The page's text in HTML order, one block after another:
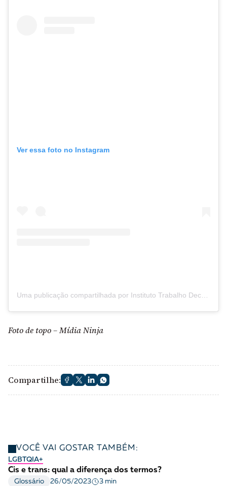
Ver essa foto no Instagram
Uma publicação compartilhada por Instituto Trabalho Decente (@instituto_trabalho_decente)
Foto de topo –Mídia Ninja
Compartilhe:
VOCÊ VAI GOSTAR TAMBÉM:
LGBTQIA+
Cis e trans: qual a diferença dos termos?
Glossário 26/05/2023 3 min